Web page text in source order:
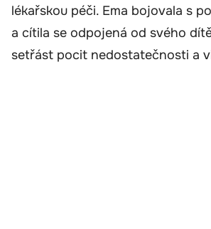
lékařskou péči. Ema bojovala s
a cítila se odpojená od svého
setřást pocit nedostatečnosti a